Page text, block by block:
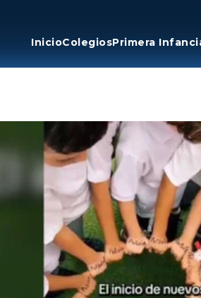
InicioColegiosPrimera